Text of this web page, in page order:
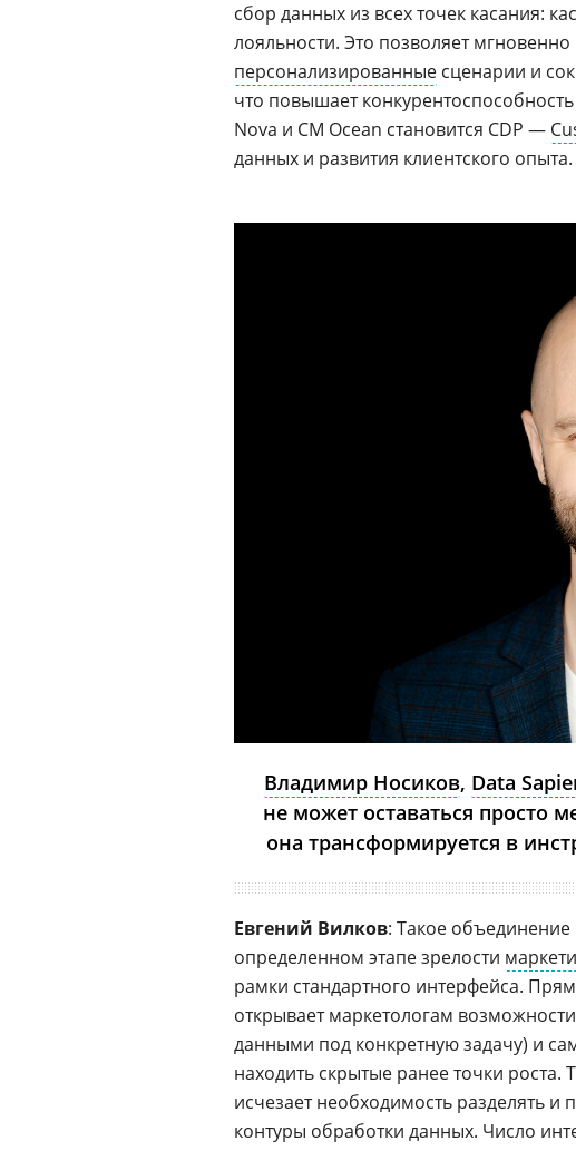
сбор данных из всех точек касания:
лояльности. Это позволяет
персонализированные сценарии и
что повышает
Nova и CM Ocean становится CDP —
данных и развития клиентского опыта.
Владимир Носиков, Data
не может оставаться просто
она трансформируется в
Евгений Вилков: Такое объединение
определенном этапе зрелости
рамки стандартного интерфейса.
открывает маркетологам
данными под конкретную задачу) и
находить скрытые ранее точки роста.
исчезает необходимость разделять
контуры обработки данных. Число